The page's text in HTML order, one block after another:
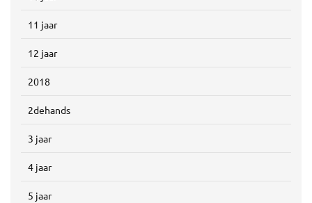
11 jaar
12 jaar
2018
2dehands
3 jaar
4 jaar
5 jaar